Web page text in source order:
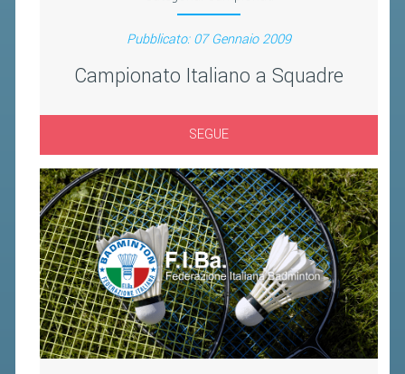
Pubblicato: 07 Gennaio 2009
Campionato Italiano a Squadre
SEGUE
BANDI DI GARA E CONTRATTI
WHISTLEBLOWING
SPORTELLO FISCALE
NOVITÀ FISCALI
SCADENZARIO
DOCUMENTI E APPROFONDIMENTI
AIRBADMINTON
TAPPE REGIONALI AIRBADMINTON